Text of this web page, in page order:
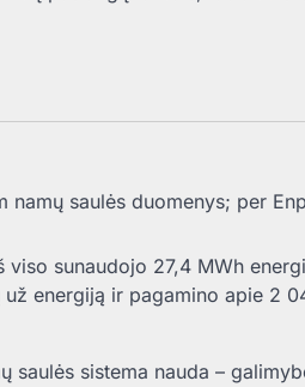
namų saulės duomenys; per
sunaudojo 27,4 MWh
energiją ir pagamino apie 2
saulės sistema nauda –